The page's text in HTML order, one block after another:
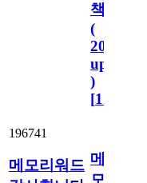
책
(
2023.11.1
update
)
[110
196741
메모리워드 메
모